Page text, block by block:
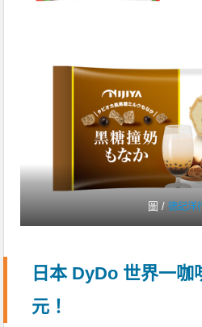
圖 /德記洋
日本 DyDo 世界一咖
元！